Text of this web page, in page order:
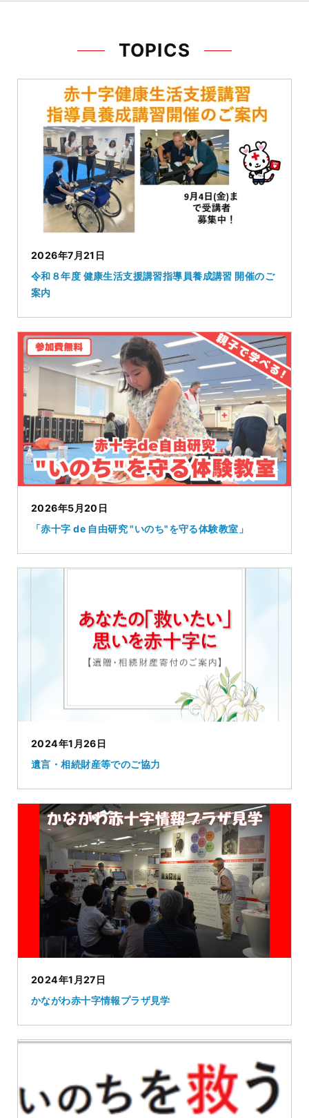
TOPICS
2026年7月21日
令和８年度 健康生活支援講習指導員養成講習 開催のご
案内
2026年5月20日
「赤十字 de 自由研究 "いのち"を守る体験教室」
2024年1月26日
遺言・相続財産等でのご協力
2024年1月27日
かながわ赤十字情報プラザ見学